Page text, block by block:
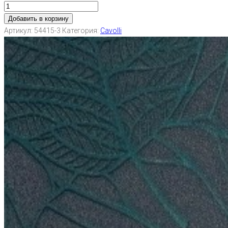
Добавить в корзину
Артикул: 54415-3 Категория: Cavolli